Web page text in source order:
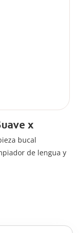
x
bucal
de lengua y